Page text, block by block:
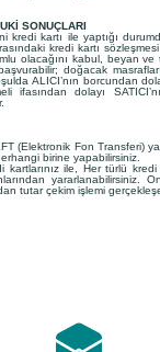
SONUÇLARI
kredi kartı ile yaptığı
kredi kartı
olacağını kabul, beyan
doğacak
ALICI’nın borcundan
ifasından dolayı
(Elektronik Fon Transferi)
birine yapabilirsiniz.
kartlarınız ile, Her türlü
yararlanabilirsiniz.
tutar çekim işlemi